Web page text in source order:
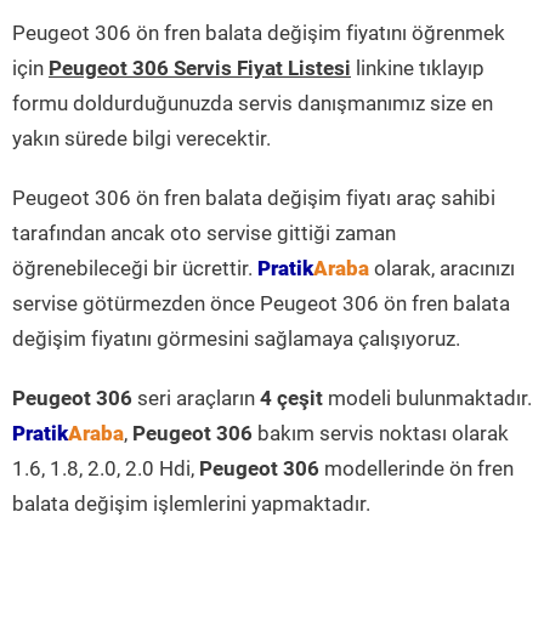
Peugeot 306 ön fren balata değişim fiyatını öğrenmek
için Peugeot 306 Servis Fiyat Listesi linkine tıklayıp
formu doldurduğunuzda servis danışmanımız size en
yakın sürede bilgi verecektir.
Peugeot 306 ön fren balata değişim fiyatı araç sahibi
tarafından ancak oto servise gittiği zaman
öğrenebileceği bir ücrettir. PratikAraba olarak, aracınızı
servise götürmezden önce Peugeot 306 ön fren balata
değişim fiyatını görmesini sağlamaya çalışıyoruz.
Peugeot 306 seri araçların 4 çeşit modeli bulunmaktadır.
PratikAraba, Peugeot 306 bakım servis noktası olarak
1.6, 1.8, 2.0, 2.0 Hdi, Peugeot 306 modellerinde ön fren
balata değişim işlemlerini yapmaktadır.